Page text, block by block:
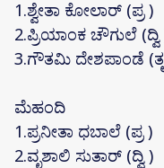
1.ಶ್ವೇತಾ ಕೋಲಾರ್ (ಪ್ರ )
2.ಪ್ರಿಯಾಂಕ ಚೌಗುಲೆ (ದ್ವಿ
3.ಗೌತಮಿ ದೇಶಪಾಂಡೆ
ಮೆಹಂದಿ
1.ಪ್ರನೀತಾ ಧಬಾಲೆ (ಪ್ರ )
2.ವೃಶಾಲಿ ಸುತಾರ್ (ದ್ವಿ )